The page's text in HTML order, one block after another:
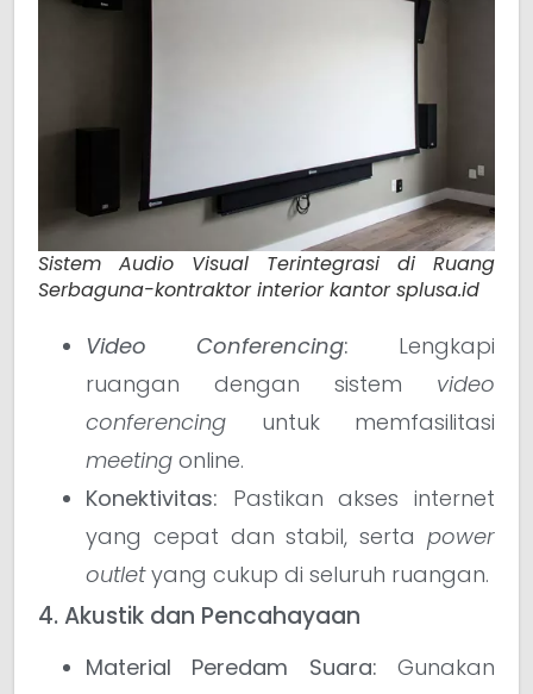
Sistem Audio Visual Terintegrasi di Ruang
Serbaguna-kontraktor interior kantor splusa.id
Video Conferencing: Lengkapi
ruangan dengan sistem video
conferencing untuk memfasilitasi
meeting online.
Konektivitas: Pastikan akses internet
yang cepat dan stabil, serta power
outletyang cukup di seluruh ruangan.
4. Akustik dan Pencahayaan
Material Peredam Suara: Gunakan